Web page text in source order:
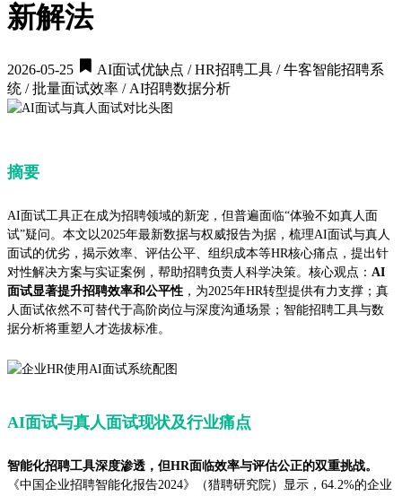
新解法
2026-05-25
AI面试优缺点 / HR招聘工具 / 牛客智能招聘系
统 / 批量面试效率 / AI招聘数据分析
摘要
AI面试工具正在成为招聘领域的新宠，但普遍面临“体验不如真人面
试”疑问。本文以2025年最新数据与权威报告为据，梳理AI面试与真人
面试的优劣，揭示效率、评估公平、组织成本等HR核心痛点，提出针
对性解决方案与实证案例，帮助招聘负责人科学决策。核心观点： AI
面试显著提升招聘效率和公平性 ，为2025年HR转型提供有力支撑；真
人面试依然不可替代于高阶岗位与深度沟通场景；智能招聘工具与数
据分析将重塑人才选拔标准。
AI面试与真人面试现状及行业痛点
智能化招聘工具深度渗透，但HR面临效率与评估公正的双重挑战。
《中国企业招聘智能化报告2024》（猎聘研究院）显示，64.2%的企业